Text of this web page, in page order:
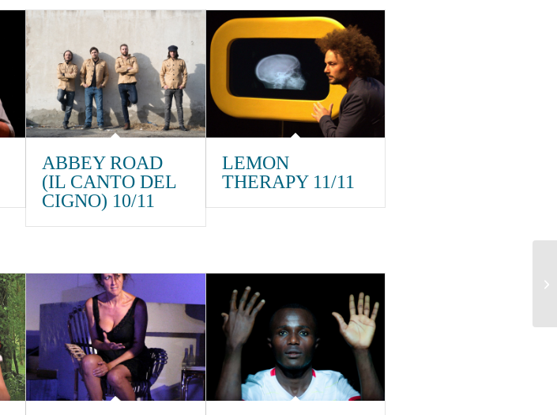
ABBEY ROAD
(IL CANTO DEL
CIGNO) 10/11
LEMON
THERAPY 11/11